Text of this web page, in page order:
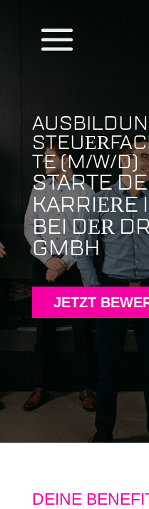
STEUER
TE (M/W/D)
STARTE
KARRIERE
BEI DER
GMBH
JETZT
DEINE